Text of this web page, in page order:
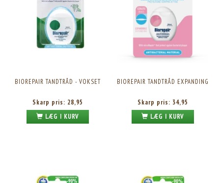
BIOREPAIR TANDTRÅD - VOKSET
Skarp pris: 28,95
LÆG I KURV
BIOREPAIR TANDTRÅD EXPANDING
Skarp pris: 34,95
LÆG I KURV